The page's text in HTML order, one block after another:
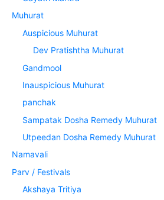
Muhurat
Auspicious Muhurat
Dev Pratishtha Muhurat
Gandmool
Inauspicious Muhurat
panchak
Sampatak Dosha Remedy Muhurat
Utpeedan Dosha Remedy Muhurat
Namavali
Parv / Festivals
Akshaya Tritiya